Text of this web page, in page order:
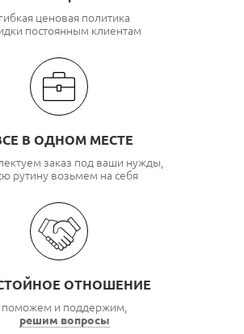
гибкая ценовая политика
постоянным клиентам
В ОДНОМ МЕСТЕ
заказ под ваши нужды,
рутину возьмем на себя
ОТНОШЕНИЕ
поможем и поддержим,
решим вопросы